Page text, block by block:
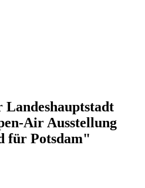
Landeshauptstadt
Air Ausstellung
für Potsdam"